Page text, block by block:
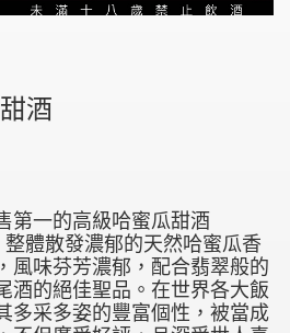
酒
第一的高級哈蜜瓜甜酒
整體散發濃郁的天然哈蜜瓜香
風味芬芳濃郁，配合翡翠般的
酒的絕佳聖品。在世界各大飯
多采多姿的豐富個性，被當成